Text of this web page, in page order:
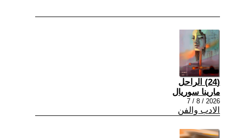
(24) الراحل
مارينا سوريال
2026 / 8 / 7
الادب والفن